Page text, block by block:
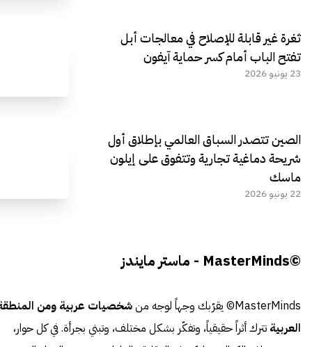
ثغرة غير قابلة للإصلاح في معالجات أبل
تفتح الباب أمام كسر حماية آيفون
23 يونيو 2026
الصين تتصدر السباق العالمي بإطلاق أول
شريحة دماغية تجارية وتتفوق على إيلون
ماسك
22 يونيو 2026
©MasterMinds - ماستر مايندز
MasterMinds© يقرّبك وجهاً لوجه من
شخصيات عربية ومن
العربية تترك أثراً حقيقياً، وتفكّر بشكل مختلف، وتبني بجرأة. في كل حوار،